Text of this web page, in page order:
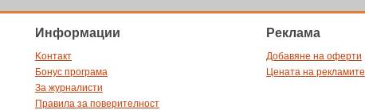
Информации
Kонтакт
Бонус програма
За журналисти
Правила за поверителност
Pеклама
Добавяне на оферти
Цената на рекламите